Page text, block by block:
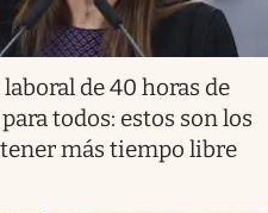
de 40 horas de
todos: estos son los
más tiempo libre